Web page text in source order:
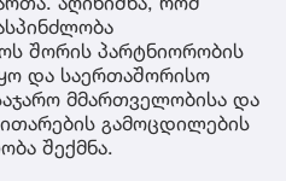
შორის პარტნიორობის
და საერთაშორისო
მმართველობისა და
გამოცდილების
შექმნა.